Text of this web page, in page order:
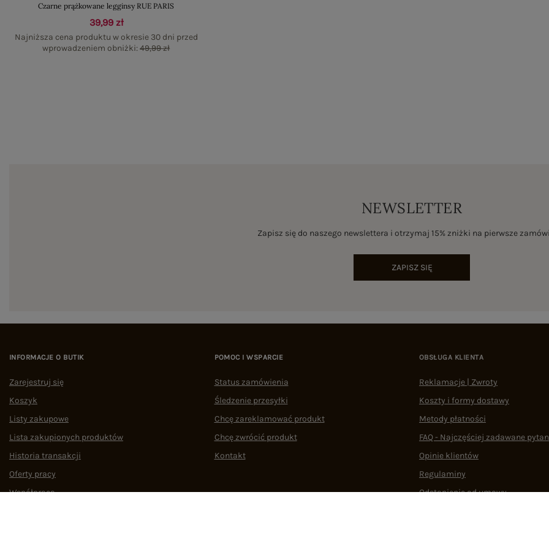
Czarne prążkowane legginsy RUE PARIS
39,99 zł
Najniższa cena produktu w okresie 30 dni przed
wprowadzeniem obniżki:49,99 zł
NEWSLETTER
Zapisz się do naszego newslettera i otrzymaj 15% zniżki na pierwsze
ZAPISZ SIĘ
INFORMACJE O BUTIK
Zarejestruj się
Koszyk
Listy zakupowe
Lista zakupionych produktów
Historia transakcji
Oferty pracy
Współpraca
POMOC I WSPARCIE
Status zamówienia
Śledzenie przesyłki
Chcę zareklamować produkt
Chcę zwrócić produkt
Kontakt
OBSŁUGA KLIENTA
Reklamacje | Zwroty
Koszty i formy dostawy
Metody płatności
FAQ - Najczęściej zadawane
Opinie klientów
Regulaminy
Odstąpienie od umowy